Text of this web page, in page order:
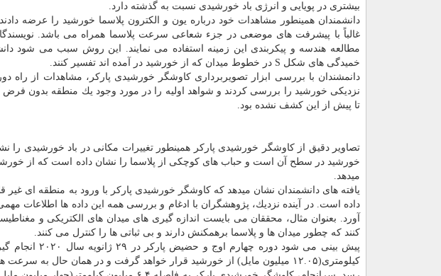
بیشتری در پویایی و انرژی باد خورشیدی نسبت به گذشته دارد.
دانشمندان همینطور مشاهدات خود درباره یون و الكترون پلاسما خورشید را عرضه
غالباً با پیشرفت های موضعی در جزء شعاعی سرعت پلاسما همراه می باشد.
مطالعه هندسه و پیكربندی این زمینه استفاده می نمایند. این روش سبب می شود
خمیدگی های شكل S در خطوط میدان كه از خورشید در آمده اند تفسیر كنند.
دانمشندان با بررسی ابزار تصویربرداری كاوشگر خورشیدی پاركر، مشاهدات از راه
نزدیكی خورشید را بررسی كردند و شواهد اولیه را در مورد وجود یك منطقه بدون
تا پیش از این كشف نشده بود.
تصاویر دقیق از كاوشگر خورشیدی پاركر همینطور تغییرات مكانی در باد خورشیدی را
خورشید در سطح آن است و حباب های كوچكی از پلاسما را نشان داده است كه از
میدهد.
یافته های دانشمندان نشان میدهد كه كاوشگر خورشیدی پاركر با ورود به منطقه ای
داده است. در آینده نزدیك، پژوهشگران با ادغام و بررسی همه این داده ها اطلاعات
آورد. بعنوان مثال، محققان می بایست اندازه گیری های میدان های الكتریكی و
كنند كه چطور میدان ها و پلاسما برهمكنش دارند و بی ثباتی ها را كنترل می كنند.